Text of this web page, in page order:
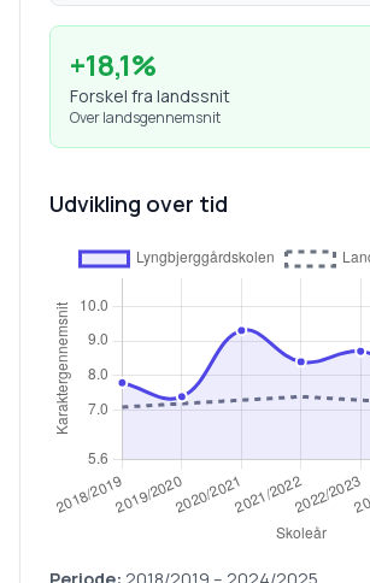
+18,1%
Forskel fra landssnit
Over landsgennemsnit
Udvikling over tid